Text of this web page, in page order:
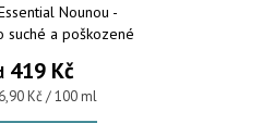
Nounou -
suché a poškozené
419 Kč
cena:Kč / 100 ml